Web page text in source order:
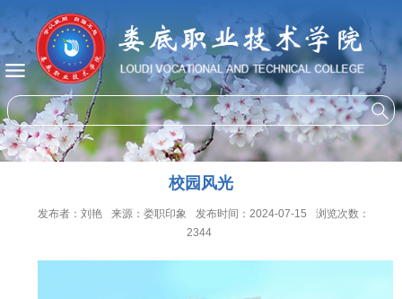
校园风光
发布者：刘艳 来源：娄职印象 发布时间：2024-07-15
浏览次数：
2344